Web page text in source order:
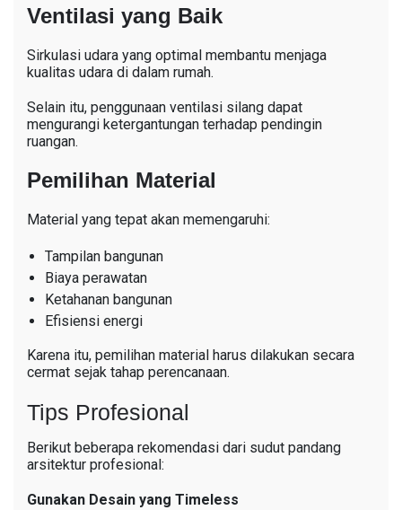
Ventilasi yang Baik
Sirkulasi udara yang optimal membantu menjaga
kualitas udara di dalam rumah.
Selain itu, penggunaan ventilasi silang dapat
mengurangi ketergantungan terhadap pendingin
ruangan.
Pemilihan Material
Material yang tepat akan memengaruhi:
Tampilan bangunan
Biaya perawatan
Ketahanan bangunan
Efisiensi energi
Karena itu, pemilihan material harus dilakukan secara
cermat sejak tahap perencanaan.
Tips Profesional
Berikut beberapa rekomendasi dari sudut pandang
arsitektur profesional:
Gunakan Desain yang Timeless